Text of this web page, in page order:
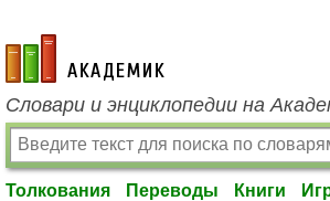
academic.ru
Словари и энциклопедии на
Толкования Переводы Книги